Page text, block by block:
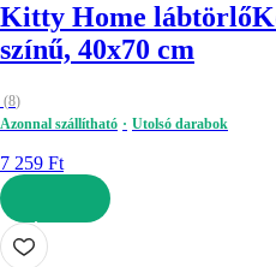
Kitty Home lábtörlő
színű, 40x70 cm
(8)
Azonnal szállítható
Utolsó darabok
7 259 Ft
KOSÁRBA